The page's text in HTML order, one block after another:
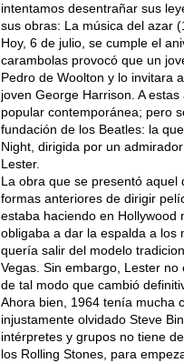
intentamos desentrañar sus
sus obras: La música del azar
Hoy, 6 de julio, se cumple el
carambolas provocó que un
Pedro de Woolton y lo invitara
joven George Harrison. A
popular contemporánea; pero
fundación de los Beatles: la
Night, dirigida por un
Lester.
La obra que se presentó
formas anteriores de dirigir
estaba haciendo en Hollywood
obligaba a dar la espalda a los
quería salir del modelo
Vegas. Sin embargo, Lester
de tal modo que cambió
Ahora bien, 1964 tenía mucha
injustamente olvidado Steve
intérpretes y grupos no tiene
los Rolling Stones, para